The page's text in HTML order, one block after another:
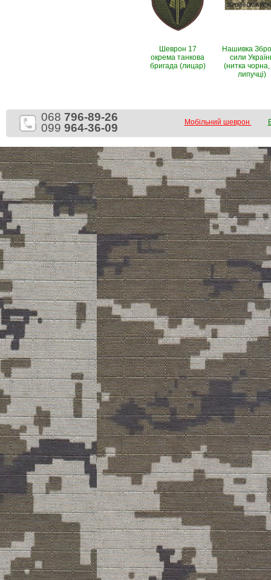
Шеврон 17
окрема танкова
бригада (лицар)
Нашивка
сили
(нитка
липучці)
068 796-89-26
099 964-36-09 Мобільний шеврон